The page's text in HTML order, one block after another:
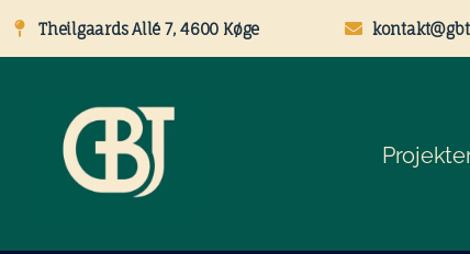
Theilgaards Allé 7, 4600 Køge